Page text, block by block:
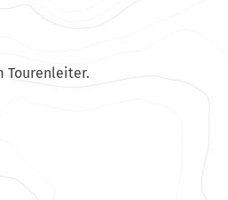
Tourenleiter.